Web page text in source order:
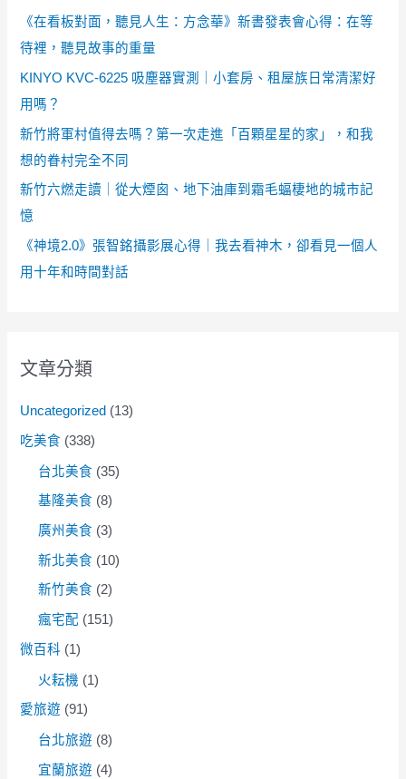
《在看板對面，聽見人生：方念華》新書發表會心得：在等
待裡，聽見故事的重量
KINYO KVC-6225 吸塵器實測｜小套房、租屋族日常清潔好
用嗎？
新竹將軍村值得去嗎？第一次走進「百顆星星的家」，和我
想的眷村完全不同
新竹六燃走讀｜從大煙囪、地下油庫到霜毛蝠棲地的城市記
憶
《神境2.0》張智銘攝影展心得｜我去看神木，卻看見一個人
用十年和時間對話
文章分類
Uncategorized (13)
吃美食 (338)
台北美食 (35)
基隆美食 (8)
廣州美食 (3)
新北美食 (10)
新竹美食 (2)
瘋宅配 (151)
微百科 (1)
火耘機 (1)
愛旅遊 (91)
台北旅遊 (8)
宜蘭旅遊 (4)